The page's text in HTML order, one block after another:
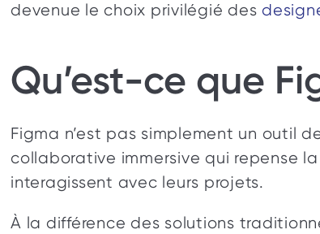
devenue le choix privilégié des
Qu’est-ce que
Figma n’est pas simplement un outil
collaborative immersive qui repense
interagissent avec leurs projets.
À la différence des solutions